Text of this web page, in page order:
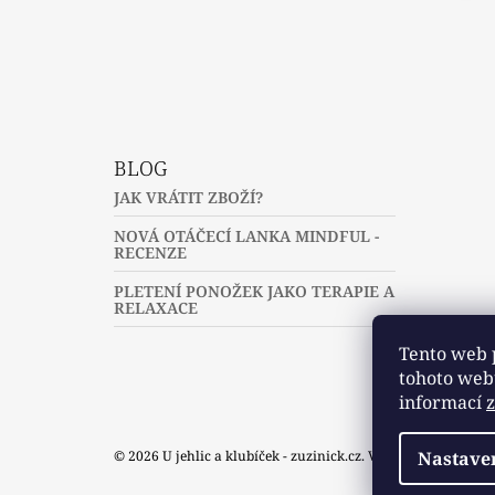
Tento web
tohoto
informací
BLOG
JAK VRÁTIT ZBOŽÍ?
NOVÁ OTÁČECÍ LANKA MINDFUL -
RECENZE
PLETENÍ PONOŽEK JAKO TERAPIE A
RELAXACE
© 2026 U jehlic a klubíček - zuzinick.cz. Všechna práva